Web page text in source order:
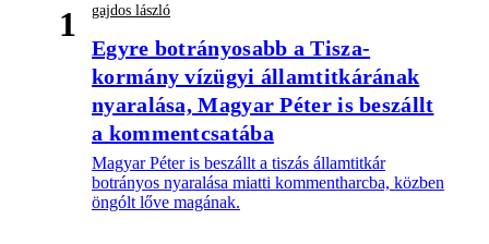
1 gajdos lászló
Egyre botrányosabb a Tisza-
kormány vízügyi államtitkárának
nyaralása, Magyar Péter is beszállt
a kommentcsatába
Magyar Péter is beszállt a tiszás államtitkár
botrányos nyaralása miatti kommentharcba, közben
öngólt lőve magának.